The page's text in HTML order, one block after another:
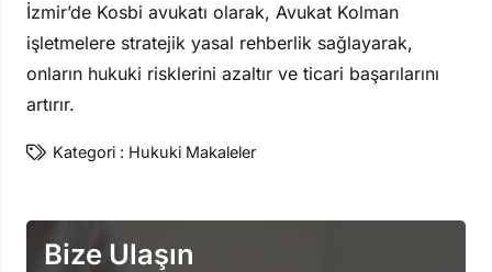
İzmir’de Kosbi avukatı olarak, Avukat Kolman
işletmelere stratejik yasal rehberlik sağlayarak,
onların hukuki risklerini azaltır ve ticari başarılarını
artırır.
Kategori : Hukuki Makaleler
Bize Ulaşın